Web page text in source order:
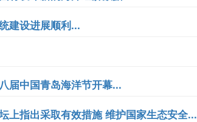
建设进展顺利...
届中国青岛海洋节开幕...
上指出采取有效措施 维护国家生态安全...